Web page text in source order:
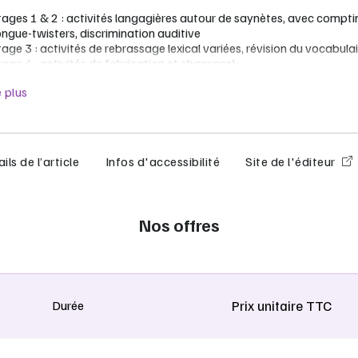
1 & 2 : activités langagières autour de saynètes, avec
twisters, discrimination auditive
3 : activités de rebrassage lexical variées, révision du
4 : activités de fabrication et chansons)
de civilisation en fin de manuel
documents complémentaires
les manuels numériques Belin Education
à tout moment et partout (une seule licence pour un
en ligne ou sans Internet
plus
de l’article Infos d'accessibilité Site de l'éditeur
Nos offres
Durée Prix unitaire TTC